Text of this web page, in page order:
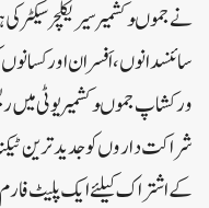
نے جموںوکشمیر سیریکلچر سیکٹر
سائنسدانوں ، اَفسران اور
ورکشاپ جموںوکشمیر یوٹی میں
شراکت داروں کو جدید ترین
کے اشتراک کیلئے ایک پلیٹ